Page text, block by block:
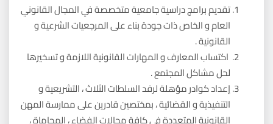
تقديم برامج دراسية جامعية متخصصة في المجال القانوني
العام و الخاص ذات جودة بناء على المرجعيات الشرعية و
القانونية .
اكتساب المعارف و المهارات القانونية اللازمة و تسخيرها
لحل مشاكل المجتمع .
إعداد كوادر مؤهلة لرفد السلطات الثلاث ، التشريعية و
التنفيذية و القضائية ، بمختصين قادرين على ممارسة المهن
القانونية المتعددة في كافة مجالات الفضاء ، المحاماة ،